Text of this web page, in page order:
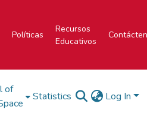
Políticas
Recursos
Educativos
of
Statistics Log In